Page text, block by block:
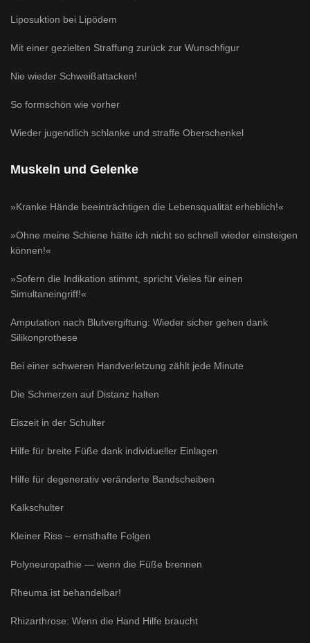
Liposuktion bei Lipödem
Mit einer gezielten Straffung zurück zur Wunschfigur
Nie wieder Schweißattacken!
So formschön wie vorher
Wieder jugendlich schlanke und straffe Oberschenkel
Muskeln und Gelenke
»Kranke Hände beeinträchtigen die Lebensqualität erheblich!«
»Ohne meine Schiene hätte ich nicht so schnell wieder einsteigen
können!«
»Sofern die Indikation stimmt, spricht Vieles für einen
Simultaneingriff!«
Amputation nach Blutvergiftung: Wieder sicher gehen dank
Silikonprothese
Bei einer schweren Handverletzung zählt jede Minute
Die Schmerzen auf Distanz halten
Eiszeit in der Schulter
Hilfe für breite Füße dank individueller Einlagen
Hilfe für degenerativ veränderte Bandscheiben
Kalkschulter
Kleiner Riss – ernsthafte Folgen
Polyneuropathie — wenn die Füße brennen
Rheuma ist behandelbar!
Rhizarthrose: Wenn die Hand Hilfe braucht